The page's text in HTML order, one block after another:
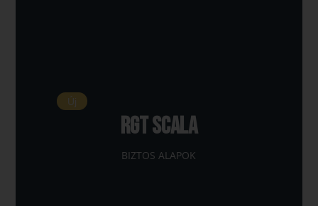
Új
RGT Scala
BIZTOS ALAPOK